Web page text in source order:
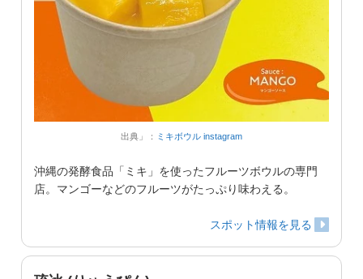
出典」： ミキボウル instagram
沖縄の発酵食品「ミキ」を使ったフルーツボウルの専門
店。マンゴーなどのフルーツがたっぷり味わえる。
スポット情報を見る